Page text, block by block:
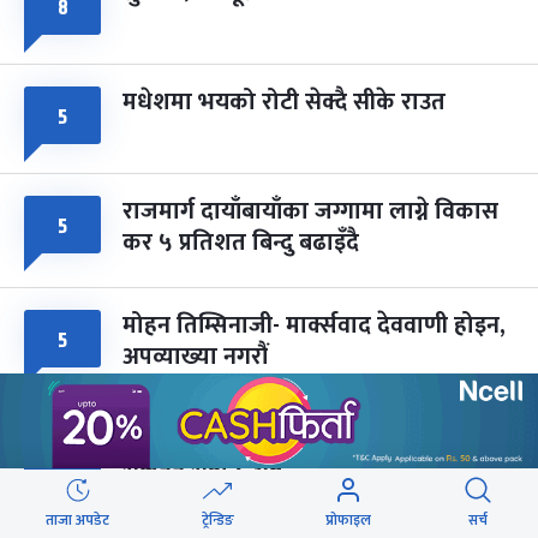
८
५ मधेशमा भयको रोटी सेक्दै सीके राउत
५ राजमार्ग दायाँबायाँका जग्गामा लाग्ने विकास
कर ५ प्रतिशत बिन्दु बढाइँदै
५ मोहन तिम्सिनाजी- मार्क्सवाद देववाणी होइन,
अपव्याख्या नगरौं
५ महानगरका १८७ सहकारीले फिर्ता दिन
सकेनन् सवा ८ अर्ब
ताजा अपडेट ट्रेन्डिङ प्रोफाइल सर्च